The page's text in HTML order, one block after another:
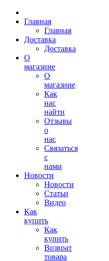
Главная
Главная
Доставка
Доставка
О
магазине
О
магазине
Как
нас
найти
Отзывы
о
нас
Связаться
с
нами
Новости
Новости
Статьи
Видео
Как
купить
Как
купить
Возврат
товара